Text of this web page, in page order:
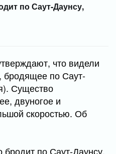
по Саут-Даунсу,
что видели
бродящее по Саут-
Существо
двуногое и
скоростью. Об